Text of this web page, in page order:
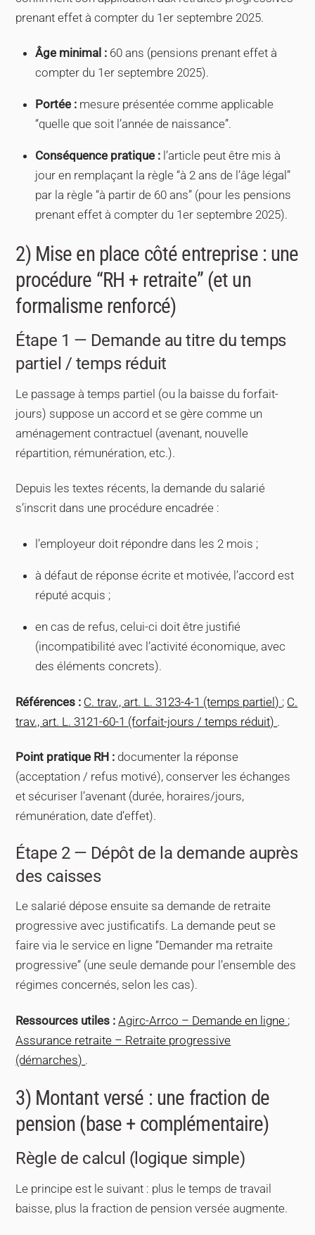
prenant effet à compter du 1er septembre 2025.
Âge minimal :60 ans (pensions prenant effet à
compter du 1er septembre 2025).
Portée :mesure présentée comme applicable
“quelle que soit l’année de naissance”.
Conséquence pratique :l’article peut être mis à
jour en remplaçant la règle “à 2 ans de l’âge légal”
par la règle “à partir de 60 ans” (pour les pensions
prenant effet à compter du 1er septembre 2025).
2) Mise en place côté entreprise : une
procédure “RH + retraite” (et un
formalisme renforcé)
Étape 1 — Demande au titre du temps
partiel / temps réduit
Le passage à temps partiel (ou la baisse du forfait-
jours) suppose un accord et se gère comme un
aménagement contractuel (avenant, nouvelle
répartition, rémunération, etc.).
Depuis les textes récents, la demande du salarié
s’inscrit dans une procédure encadrée :
l’employeur doit répondre dans les 2 mois ;
à défaut de réponse écrite et motivée, l’accord est
réputé acquis ;
en cas de refus, celui-ci doit être justifié
(incompatibilité avec l’activité économique, avec
des éléments concrets).
Références : C. trav., art. L. 3123-4-1 (temps partiel) ; C.
trav., art. L. 3121-60-1 (forfait-jours / temps réduit) .
Point pratique RH : documenter la réponse
(acceptation / refus motivé), conserver les échanges
et sécuriser l’avenant (durée, horaires/jours,
rémunération, date d’effet).
Étape 2 — Dépôt de la demande auprès
des caisses
Le salarié dépose ensuite sa demande de retraite
progressive avec justificatifs. La demande peut se
faire via le service en ligne “Demander ma retraite
progressive” (une seule demande pour l’ensemble des
régimes concernés, selon les cas).
Ressources utiles : Agirc-Arrco – Demande en ligne ;
Assurance retraite – Retraite progressive
(démarches) .
3) Montant versé : une fraction de
pension (base + complémentaire)
Règle de calcul (logique simple)
Le principe est le suivant : plus le temps de travail
baisse, plus la fraction de pension versée augmente.